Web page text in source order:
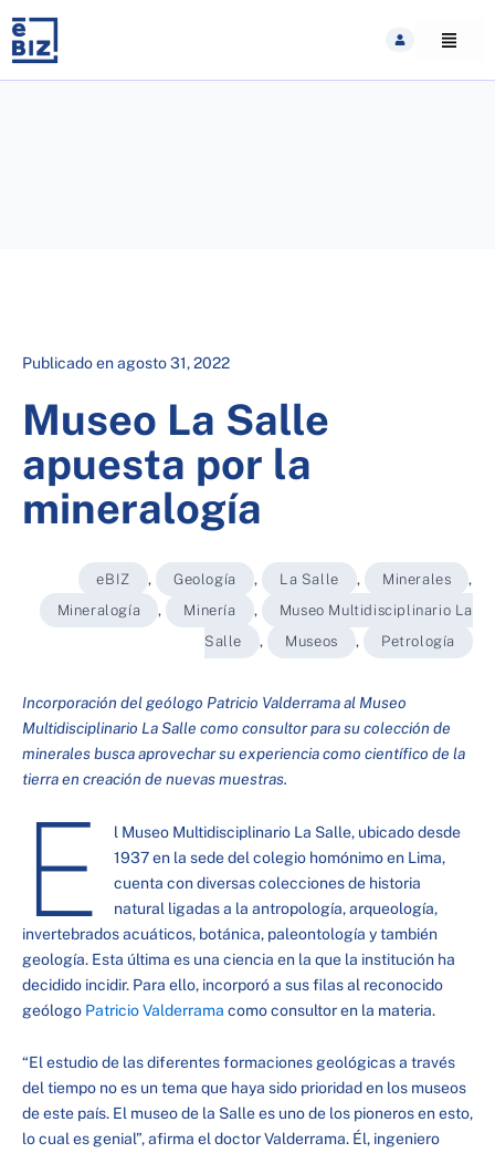
content
Publicado enagosto 31, 2022
Museo La Salle
apuesta por la
mineralogía
eBIZ , Geología , La Salle , Minerales
,
Mineralogía
, Minería ,
Museo Multidisciplinario La
Salle
, Museos , Petrología
Incorporación del geólogo Patricio Valderrama al Museo
Multidisciplinario La Salle como consultor para su colección de
minerales busca aprovechar su experiencia como científico de la
tierra en creación de nuevas muestras.
E
l Museo Multidisciplinario La Salle, ubicado desde
1937 en la sede del colegio homónimo en Lima,
cuenta con diversas colecciones de historia
natural ligadas a la antropología, arqueología,
invertebrados acuáticos, botánica, paleontología y también
geología. Esta última es una ciencia en la que la institución ha
decidido incidir. Para ello, incorporó a sus filas al reconocido
geólogo Patricio Valderrama como consultor en la materia.
“El estudio de las diferentes formaciones geológicas a través
del tiempo no es un tema que haya sido prioridad en los museos
de este país. El museo de la Salle es uno de los pioneros en esto,
lo cual es genial”, afirma el doctor Valderrama. Él, ingeniero